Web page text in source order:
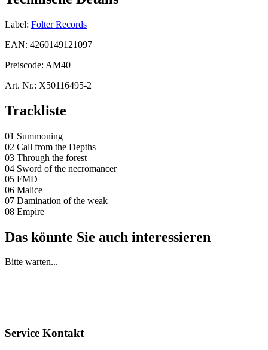
Label: Folter Records
EAN: 4260149121097
Preiscode: AM40
Art. Nr.: X50116495-2
Trackliste
01 Summoning
02 Call from the Depths
03 Through the forest
04 Sword of the necromancer
05 FMD
06 Malice
07 Damination of the weak
08 Empire
Das könnte Sie auch interessieren
Bitte warten...
Service Kontakt